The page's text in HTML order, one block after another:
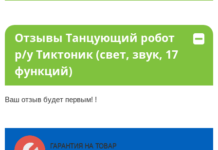
Отзывы Танцующий робот
р/у Тиктоник (свет, звук, 17
функций)
Ваш отзыв будет первым! !
ГАРАНТИЯ НА ТОВАР